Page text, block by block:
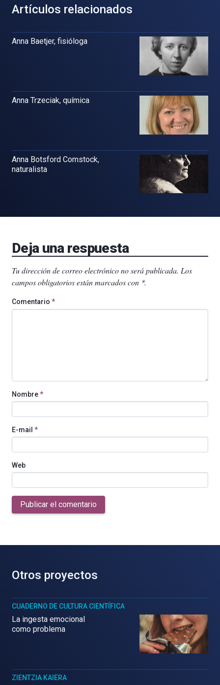
Artículos relacionados
Anna Baetjer, fisióloga
Anna Trzeciak, química
Anna Botsford Comstock,
naturalista
Deja una respuesta
Tu dirección de correo electrónico no será publicada. Los
campos obligatorios están marcados con *.
Comentario *
Nombre*
E-mail *
Web
Publicar el comentario
Otros proyectos
CUADERNO DE CULTURA CIENTÍFICA
La ingesta emocional
como problema
ZIENTZIA KAIERA